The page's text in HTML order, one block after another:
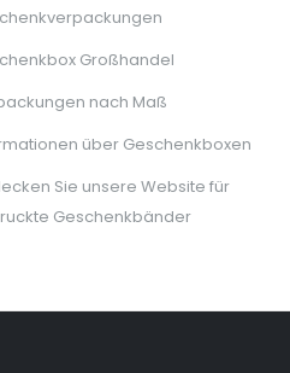
Großhandel
nach Maß
über Geschenkboxen
Sie unsere Website für
Geschenkbänder